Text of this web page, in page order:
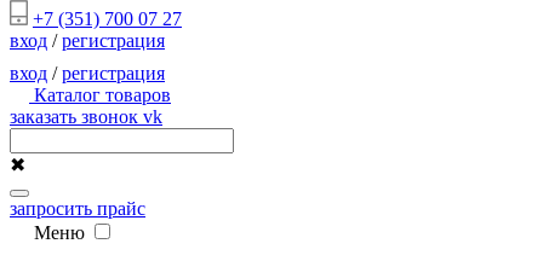
+7 (351) 700 07 27
вход /регистрация
вход /регистрация
Каталог товаров
заказать звонок vk
✖
запросить прайс
Меню